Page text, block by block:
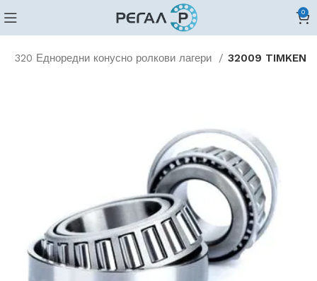
0
320 Едноредни конусно ролкови лагери 32009 TIMKEN